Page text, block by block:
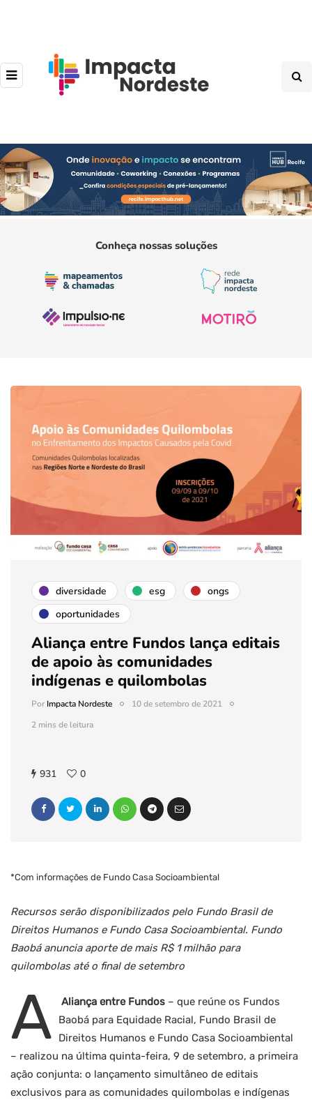
Conheça nossas soluções
diversidade esg
ongs
oportunidades
Aliança entre Fundos lança editais
de apoio às comunidades
indígenas e quilombolas
PorImpacta Nordeste
10 de setembro de 2021
2 mins de leitura
931 0
*Com informações de Fundo Casa Socioambiental
Recursos serão disponibilizados pelo Fundo Brasil de
Direitos Humanos e Fundo Casa Socioambiental. Fundo
Baobá anuncia aporte de mais R$ 1 milhão para
quilombolas até o final de setembro
A Aliança entre Fundos – que reúne os Fundos
Baobá para Equidade Racial, Fundo Brasil de
Direitos Humanos e Fundo Casa Socioambiental
– realizou na última quinta-feira, 9 de setembro, a primeira
ação conjunta: o lançamento simultâneo de editais
exclusivos para as comunidades quilombolas e indígenas